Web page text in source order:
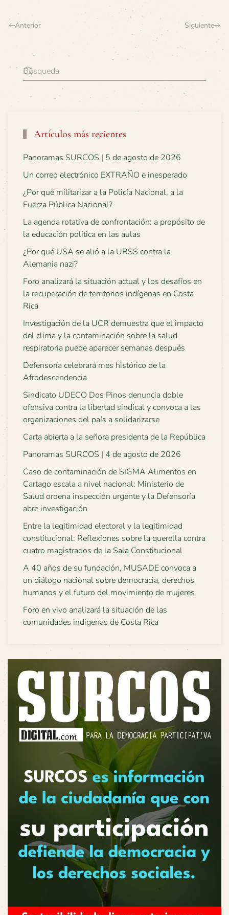
Anterior Siguiente
Artículos más recientes
Panoramas SURCOS | 5 de agosto de 2026
Un correo electrónico EXTRAÑO e inesperado
¿Por qué militarizar a la Policía Nacional, a la
Fuerza Pública Nacional?
La agenda rotativa de confrontación: a propósito de
la educación política en las aulas
¿Por qué USA se alió a la URSS contra la
Alemania nazi?
Foro analizará la situación actual y los desafíos en
la recuperación de territorios indígenas en Costa
Rica
Investigación de la UCR demuestra que el impacto
del clima y la contaminación sobre la salud
respiratoria puede aparecer semanas después
Defensoría celebrará mes histórico de la
Afrodescendencia
Sindicato UDECO Dos Pinos denuncia doble
ofensiva contra la libertad sindical y convoca a las
organizaciones del país a solidarizarse
Carta abierta a la señora presidenta de la República
Panoramas SURCOS | 4 de agosto de 2026
Caso de contaminación de SIGMA Alimentos en
Cartago escala a nivel nacional: Ministerio de
Salud ordena inspección urgente y la Defensoría
abre investigación
Entre la legitimidad electoral y la legitimidad
constitucional: Reflexiones sobre la querella contra
cuatro magistrados de la Sala Constitucional
A 40 años de su fundación, MUSADE convoca a
un diálogo nacional sobre democracia, derechos
humanos y el futuro del movimiento de mujeres
Foro en vivo analizará la situación de las
comunidades indígenas de Costa Rica